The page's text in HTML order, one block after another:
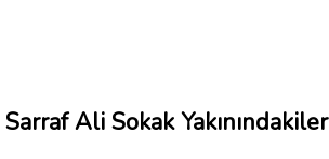
Sarraf Ali Sokak Yakınındakiler